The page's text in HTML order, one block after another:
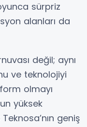
sürpriz
alanları da
değil; aynı
ve teknolojiyi
olmayı
yüksek
geniş